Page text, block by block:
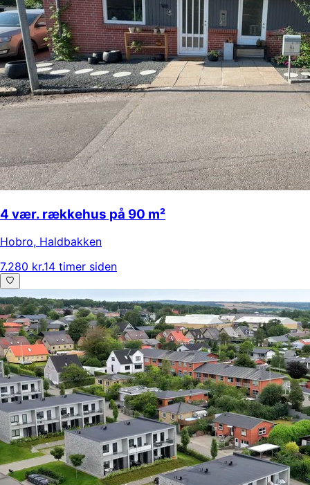
4 vær. rækkehus på 90 m²
Hobro, Haldbakken
7.280 kr.14 timer siden